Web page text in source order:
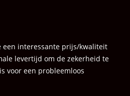
een interessante prijs/kwaliteit
levertijd om de zekerheid te
voor een probleemloos